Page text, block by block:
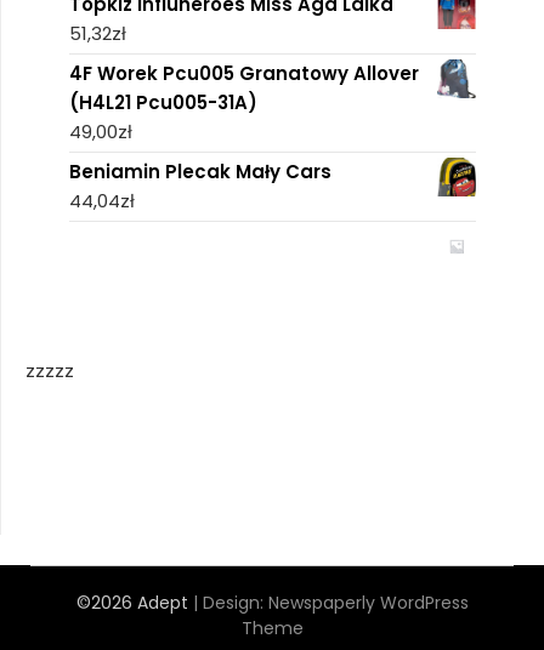
51,32zł
4F Worek Pcu005 Granatowy Allover
(H4L21 Pcu005-31A)
49,00zł
Beniamin Plecak Mały Cars
44,04zł
zzzzz
©2026 Adept | Design: Newspaperly WordPress
Theme